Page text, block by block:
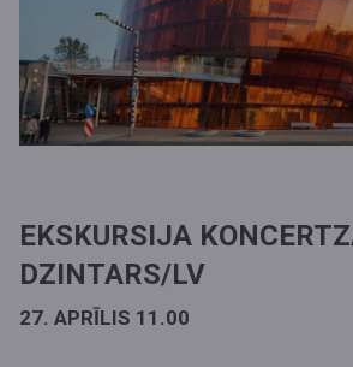
EKSKURSIJA
DZINTARS/LV
27. APRĪLIS 11.00